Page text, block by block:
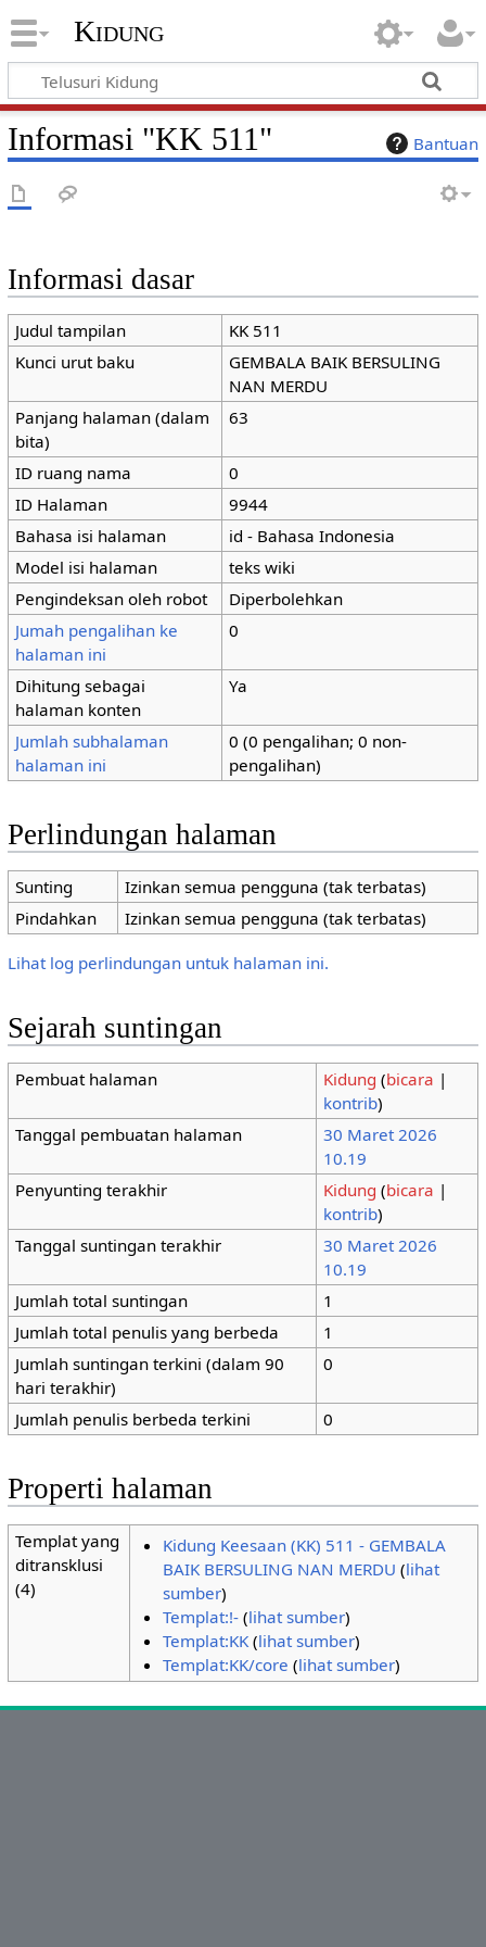
Kidung
Bantuan
Informasi "KK 511"
Informasi dasar
Judul tampilan
KK 511
Kunci urut baku
GEMBALA BAIK BERSULING
NAN MERDU
Panjang halaman (dalam
bita)
63
ID ruang nama
0
ID Halaman
9944
Bahasa isi halaman
id - Bahasa Indonesia
Model isi halaman
teks wiki
Pengindeksan oleh robot
Diperbolehkan
Jumah pengalihan ke
halaman ini
0
Dihitung sebagai
halaman konten
Ya
Jumlah subhalaman
halaman ini
0 (0 pengalihan; 0 non-
pengalihan)
Perlindungan halaman
Sunting
Izinkan semua pengguna (tak terbatas)
Pindahkan
Izinkan semua pengguna (tak terbatas)
Lihat log perlindungan untuk halaman ini.
Sejarah suntingan
Pembuat halaman Kidung (bicara |
kontrib)
Tanggal pembuatan halaman
30 Maret 2026
10.19
Penyunting terakhir
Kidung (bicara |
kontrib)
Tanggal suntingan terakhir
30 Maret 2026
10.19
Jumlah total suntingan
1
Jumlah total penulis yang berbeda
1
Jumlah suntingan terkini (dalam 90
hari terakhir)
0
Jumlah penulis berbeda terkini 0
Properti halaman
Templat yang
ditransklusi
(4)
Kidung Keesaan (KK) 511 - GEMBALA
BAIK BERSULING NAN MERDU (lihat
sumber)
Templat:!- (lihat sumber)
Templat:KK (lihat sumber)
Templat:KK/core (lihat sumber)